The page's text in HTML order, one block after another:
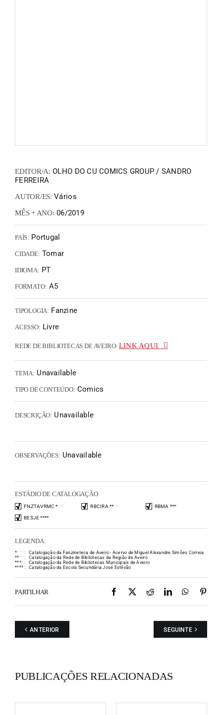
EDITOR/A: OLHO DO CU COMICS GROUP / SANDRO
FERREIRA
AUTOR/ES: Vários
MÊS + ANO: 06/2019
PAÍS: Portugal
CIDADE: Tomar
IDIOMA: PT
FORMATO: A5
TIPOLOGIA: Fanzine
ACESSO: Livre
REDE DE BIBLIOTECAS DE AVEIRO: LINK AQUI
TEMA: Unavailable
TIPO DE CONTEÚDO: Comics
DESCRIÇÃO: Unavailable
OBSERVAÇÕES: Unavailable
ESTÁDIO DE CATALOGAÇÃO
FNZTAVRMC **** RBCIRA **** RBMA ****
BESJE ****
LEGENDA:
** * * :
Catalogação da Fanzineteca de Aveiro - Acervo de Miguel Alexandre Simões Correia
** * * :
Catalogação da Rede de Bibliotecas da Região de Aveiro
**** :
Catalogação da Rede de Bibliotecas Municipais de Aveiro
**** : Catalogação da Escola Secundária José Estêvão
PARTILHAR Facebook
X RedditLinkedIn
ANTERIOR SEGUINTE
PUBLICAÇÕES RELACIONADAS